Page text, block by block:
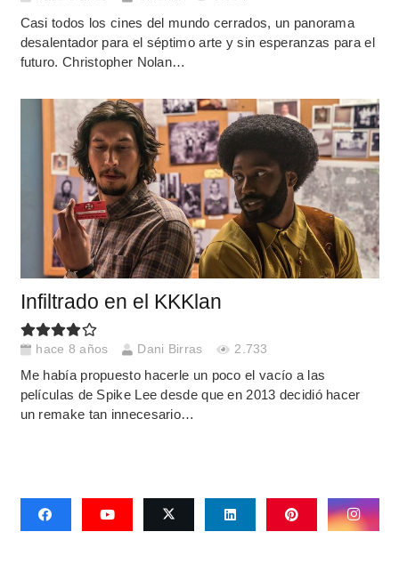
Casi todos los cines del mundo cerrados, un panorama
desalentador para el séptimo arte y sin esperanzas para el
futuro. Christopher Nolan…
Infiltrado en el KKKlan
hace 8 años Dani Birras 2.733
Me había propuesto hacerle un poco el vacío a las
películas de Spike Lee desde que en 2013 decidió hacer
un remake tan innecesario…